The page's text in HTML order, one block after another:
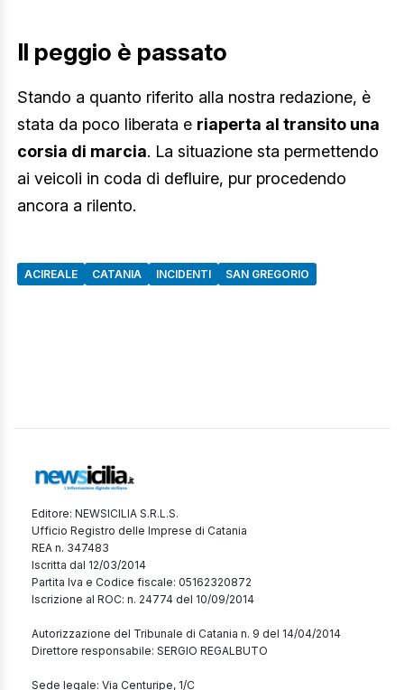
Il peggio è passato
Stando a quanto riferito alla nostra redazione, è
stata da poco liberata e riaperta al transito una
corsia di marcia. La situazione sta permettendo
ai veicoli in coda di defluire, pur procedendo
ancora a rilento.
ACIREALE CATANIA INCIDENTI SAN GREGORIO
Editore: NEWSICILIA S.R.L.S.
Ufficio Registro delle Imprese di Catania
REA n. 347483
Iscritta dal 12/03/2014
Partita Iva e Codice fiscale: 05162320872
Iscrizione al ROC: n. 24774 del 10/09/2014
Autorizzazione del Tribunale di Catania n. 9 del 14/04/2014
Direttore responsabile: SERGIO REGALBUTO
Sede legale: Via Centuripe, 1/C